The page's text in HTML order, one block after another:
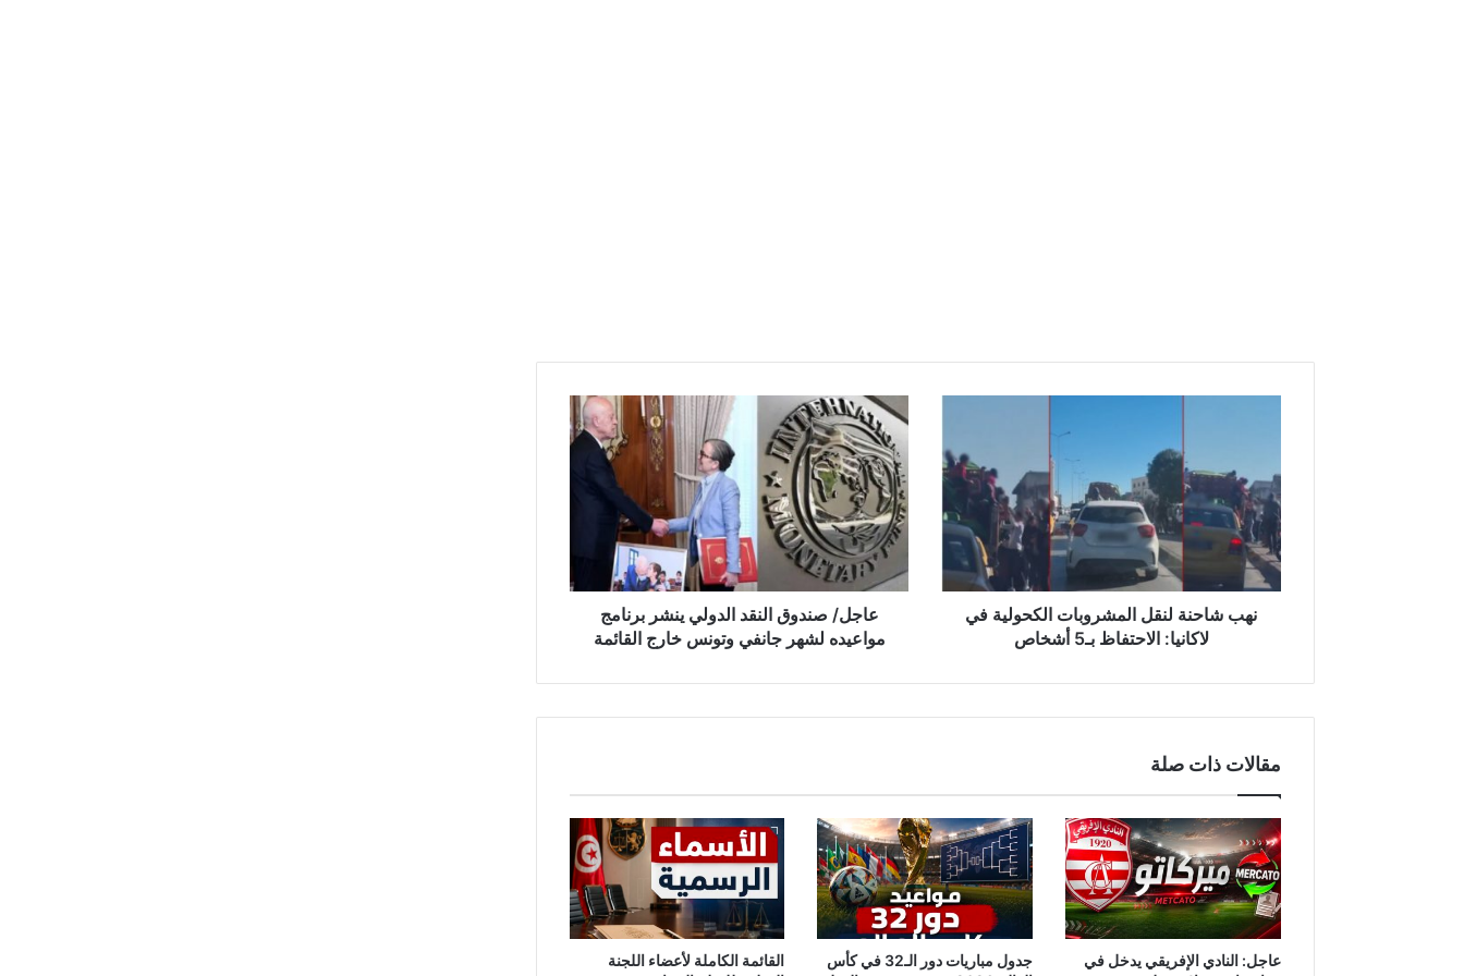
المشروبات
الكحولية
في
لاكانيا:
الاحتفاظ
بـ5
أشخاصنهب شاحنة لنقل المشروبات الكحولية في
لاكانيا: الاحتفاظ بـ5 أشخاص
عاجل/
صندوق
النقد
الدولي
ينشر
برنامج
مواعيده
جانفي
وتونسعاجل/ صندوق النقد الدولي ينشر برنامج
مواعيده لشهر جانفي وتونس خارج القائمة
مقالات ذات صلة
عاجل: النادي الإفريقي يدخل في
جدول مباريات دور الـ32 في كأس
القائمة الكاملة لأعضاء اللجنة